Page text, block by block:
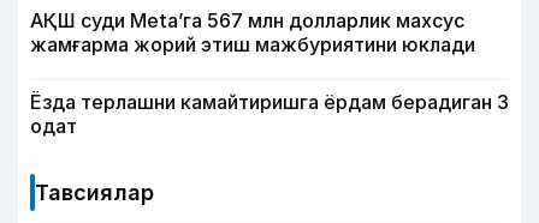
АҚШ суди Meta’га 567 млн долларлик махсус
жамғарма жорий этиш мажбуриятини юклади
Ёзда терлашни камайтиришга ёрдам берадиган 3
одат
Тавсиялар